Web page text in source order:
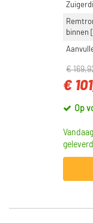
binnen
€
€
Op